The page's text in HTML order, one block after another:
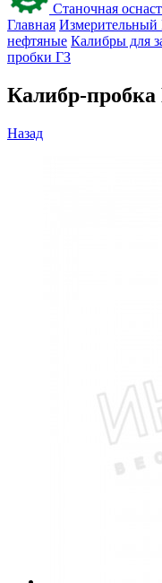
Станочная
Главная Измерительный
нефтяные Калибры для
пробки ГЗ
Калибр-пробка
Назад